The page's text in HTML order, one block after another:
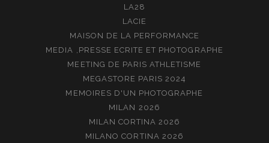
LA28
LACIE
MAISON DE LA PERFORMANCE
MEDIA ,PRESSE ECRITE ET PHOTOGRAPHE
MEETING DE PARIS ATHLETISME
MEGASTORE PARIS 2024
MEMOIRES D'UN PHOTOGRAPHE
MILAN 2026
MILAN CORTINA 2026
MILANO CORTINA 2026